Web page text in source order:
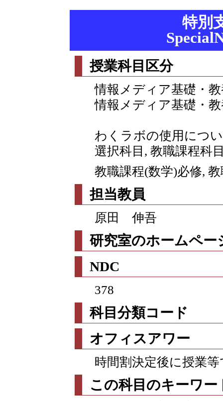
特別
授業科目区分
情報メディア基礎・
情報メディア基礎・
わくラボの使用につ
選択科目, 教職課程
教職課程(数学)必修,
担当教員
原田 伸吾
研究室のホームペー
NDC
378
科目分類コード
オフィスアワー
時間割決定後に授業
この科目のキーワー